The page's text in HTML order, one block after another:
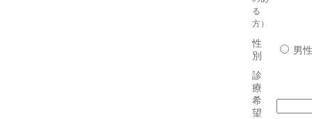
る
方）
性
別
男性
診
療
希
望